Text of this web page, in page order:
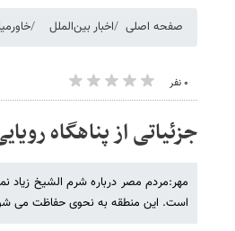
صفحه اصلی اخبار بین‌الملل
۰ نفر
جزئیاتی از پناهگاه
مهر:مردم مصر درباره شرم الشیخ زیاد
است. این منطقه به نحوی حفاظت می